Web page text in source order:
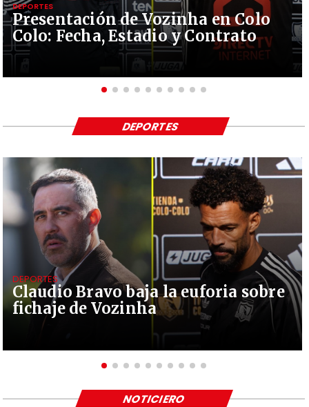
Presentación de Vozinha en Colo
Colo: Fecha, Estadio y Contrato
DEPORTES
Claudio Bravo baja la euforia sobre
fichaje de Vozinha
DEPORTES
DEPORTES
NOTICIERO